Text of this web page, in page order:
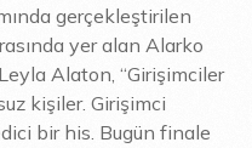
gerçekleştirilen
yer alan Alarko
Alaton, “Girişimciler
kişiler. Girişimci
bir his. Bugün finale